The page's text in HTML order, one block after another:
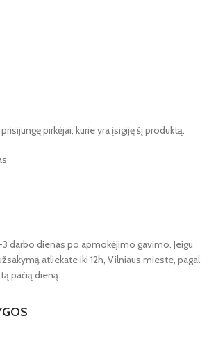
pirkėjai, kurie yra įsigiję šį produktą.
3 darbo dienas po apmokėjimo gavimo. Jeigu
atliekate iki 12h, Vilniaus mieste, pagal
pačią dieną.